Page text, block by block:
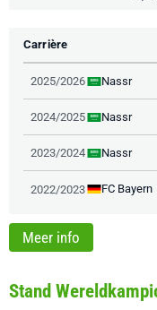
Carrière
2025/2026 Nassr
2024/2025 Nassr
2023/2024 Nassr
2022/2023 FC Bayern
Meer info
Stand